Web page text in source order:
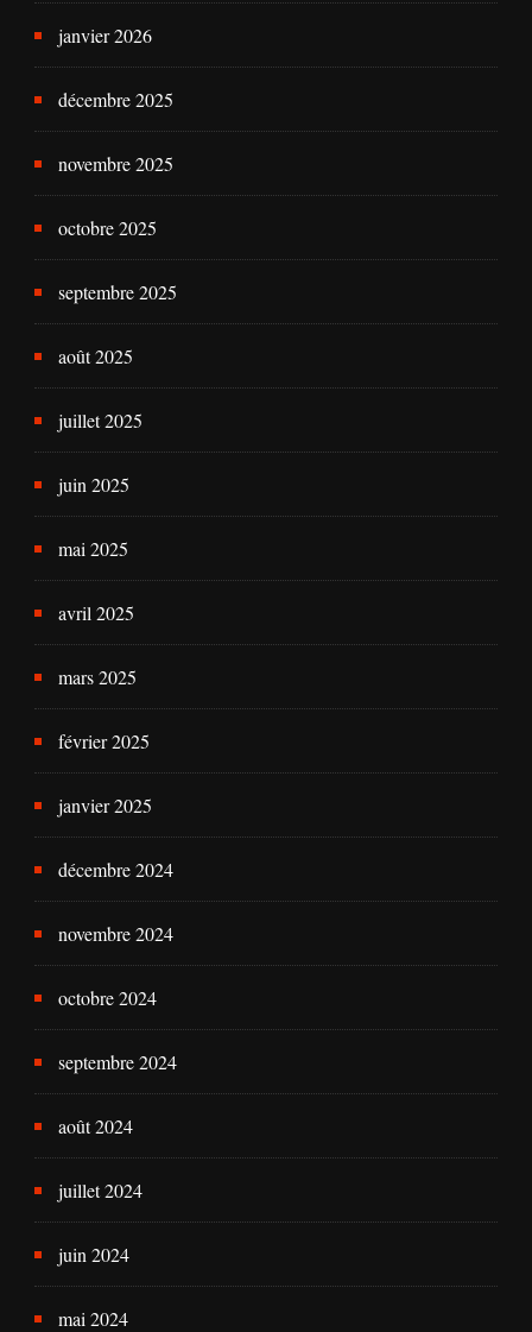
janvier 2026
décembre 2025
novembre 2025
octobre 2025
septembre 2025
août 2025
juillet 2025
juin 2025
mai 2025
avril 2025
mars 2025
février 2025
janvier 2025
décembre 2024
novembre 2024
octobre 2024
septembre 2024
août 2024
juillet 2024
juin 2024
mai 2024